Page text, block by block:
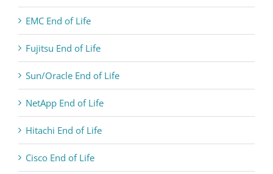
EMC End of Life
Fujitsu End of Life
Sun/Oracle End of Life
NetApp End of Life
Hitachi End of Life
Cisco End of Life